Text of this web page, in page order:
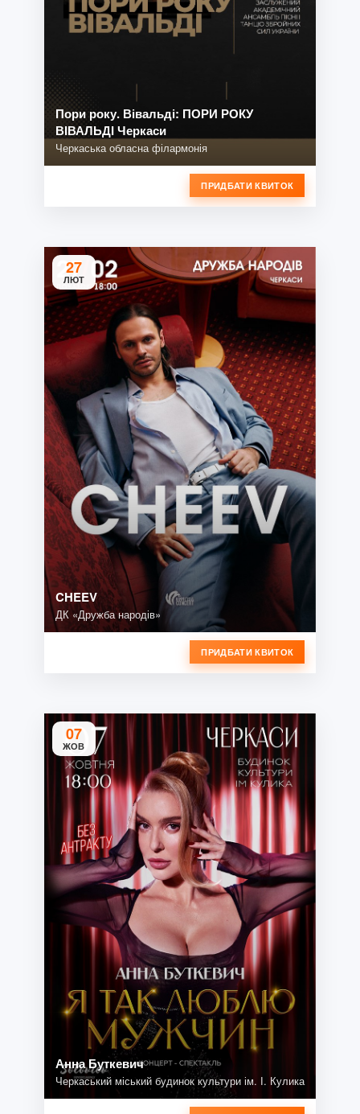
Пори року. Вівальді: ПОРИ РОКУ
ВІВАЛЬДІ Черкаси
Черкаська обласна філармонія
ПРИДБАТИ КВИТОК
27
ЛЮТ
CHEEV
ДК «Дружба народів»
ПРИДБАТИ КВИТОК
07
ЖОВ
Анна Буткевич
Черкаський міський будинок культури ім. І. Кулика